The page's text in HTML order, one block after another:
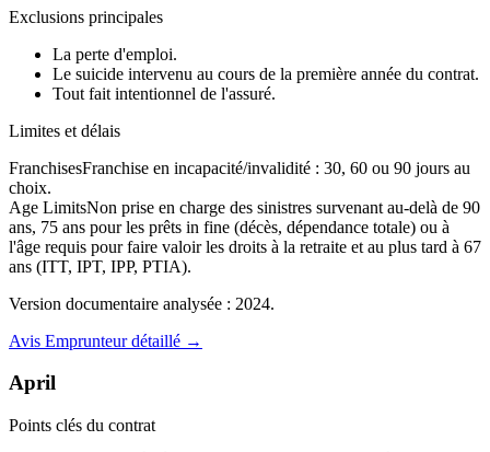
Exclusions principales
La perte d'emploi.
Le suicide intervenu au cours de la première année du contrat.
Tout fait intentionnel de l'assuré.
Limites et délais
FranchisesFranchise en incapacité/invalidité : 30, 60 ou 90 jours au
choix.
Age LimitsNon prise en charge des sinistres survenant au-delà de 90
ans, 75 ans pour les prêts in fine (décès, dépendance totale) ou à
l'âge requis pour faire valoir les droits à la retraite et au plus tard à 67
ans (ITT, IPT, IPP, PTIA).
Version documentaire analysée : 2024.
Avis Emprunteurdétaillé →
April
Points clés du contrat